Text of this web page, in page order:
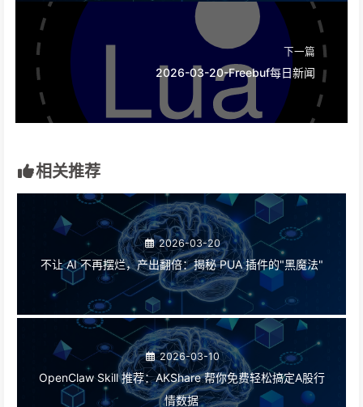
下一篇
2026-03-20-Freebuf每日新闻
相关推荐
2026-03-20
不让 AI 不再摆烂，产出翻倍：揭秘 PUA 插件的"黑魔法"
2026-03-10
OpenClaw Skill 推荐：AKShare 帮你免费轻松搞定A股行
情数据